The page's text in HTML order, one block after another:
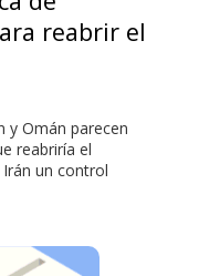
reabrir el
y Omán parecen
reabriría el
un control